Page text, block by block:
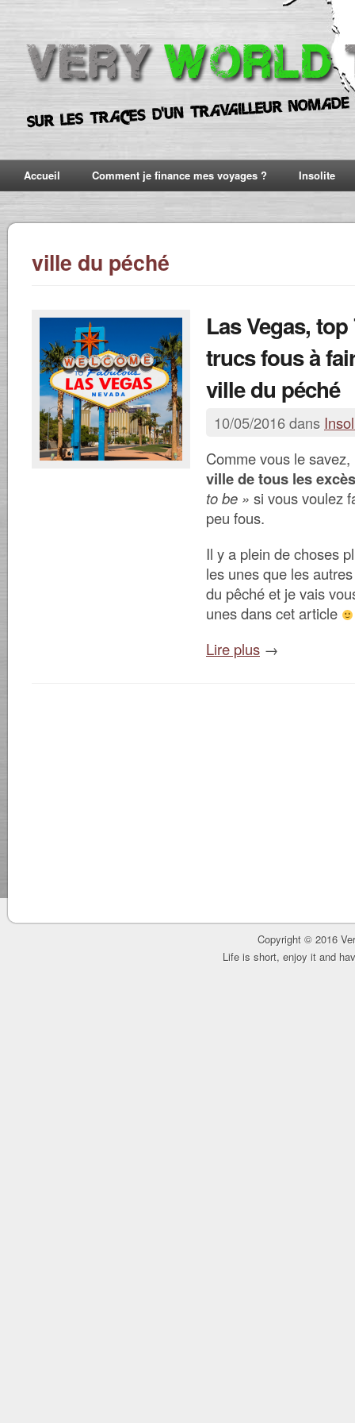
Accueil Comment je finance mes voyages ? Insolite
ville du péché
Las Vegas, top
trucs fous à
ville du péché
10/05/2016 dans
Comme vous le
ville de tous les excès
to be » si vous voulez
peu fous.
Il y a plein de choses
les unes que les
du pêché et je vais
unes dans cet article
Lire plus →
Copyright © 2016
Life is short, enjoy it and